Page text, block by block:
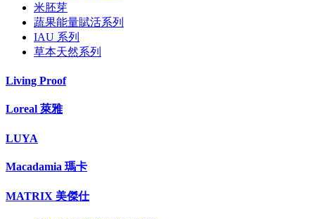
米胚芽
蔬果能量賦活系列
IAU 系列
草本天然系列
Living Proof
Loreal 萊雅
LUYA
Macadamia 瑪卡
MATRIX 美傑仕